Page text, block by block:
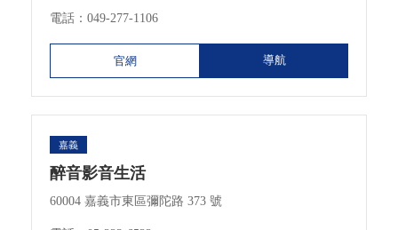
電話： 049-277-1106
官網 導航
嘉義
醉音影音生活
60004 嘉義市東區彌陀路 373 號